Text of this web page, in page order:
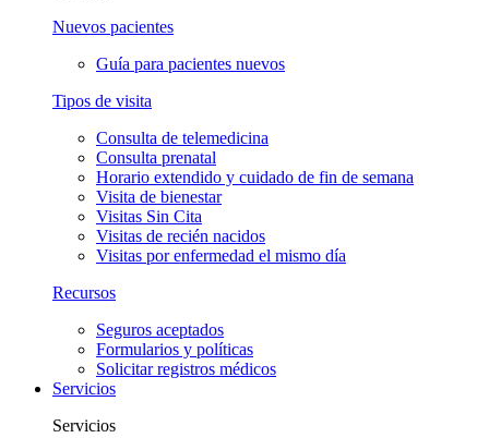
Nuevos pacientes
Guía para pacientes nuevos
Tipos de visita
Consulta de telemedicina
Consulta prenatal
Horario extendido y cuidado de fin de semana
Visita de bienestar
Visitas Sin Cita
Visitas de recién nacidos
Visitas por enfermedad el mismo día
Recursos
Seguros aceptados
Formularios y políticas
Solicitar registros médicos
Servicios
Servicios